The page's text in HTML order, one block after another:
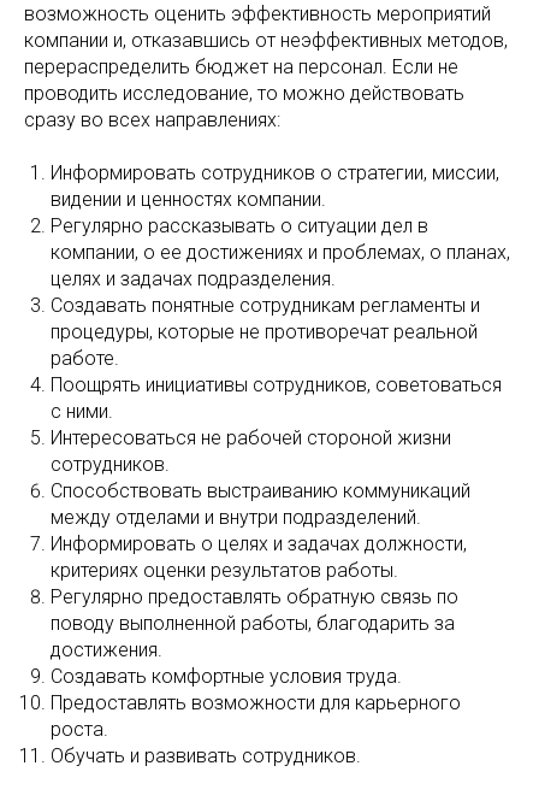
возможность оценить эффективность мероприятий
компании и, отказавшись от неэффективных методов,
перераспределить бюджет на персонал. Если не
проводить исследование, то можно действовать
сразу во всех направлениях:
Информировать сотрудников о стратегии, миссии,
видении и ценностях компании.
Регулярно рассказывать о ситуации дел в
компании, о ее достижениях и проблемах, о планах,
целях и задачах подразделения.
Создавать понятные сотрудникам регламенты и
процедуры, которые не противоречат реальной
работе.
Поощрять инициативы сотрудников, советоваться
с ними.
Интересоваться не рабочей стороной жизни
сотрудников.
Способствовать выстраиванию коммуникаций
между отделами и внутри подразделений.
Информировать о целях и задачах должности,
критериях оценки результатов работы.
Регулярно предоставлять обратную связь по
поводу выполненной работы, благодарить за
достижения.
Создавать комфортные условия труда.
Предоставлять возможности для карьерного
роста.
Обучать и развивать сотрудников.